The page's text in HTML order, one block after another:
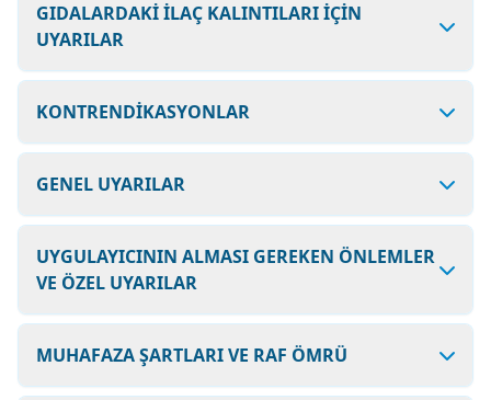
GIDALARDAKİ İLAÇ KALINTILARI İÇİN
UYARILAR
KONTRENDİKASYONLAR
GENEL UYARILAR
UYGULAYICININ ALMASI GEREKEN ÖNLEMLER
VE ÖZEL UYARILAR
MUHAFAZA ŞARTLARI VE RAF ÖMRÜ